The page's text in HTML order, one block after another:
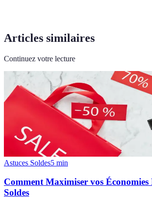
Articles similaires
Continuez votre lecture
Astuces Soldes5 min
Comment Maximiser vos Économies
Soldes